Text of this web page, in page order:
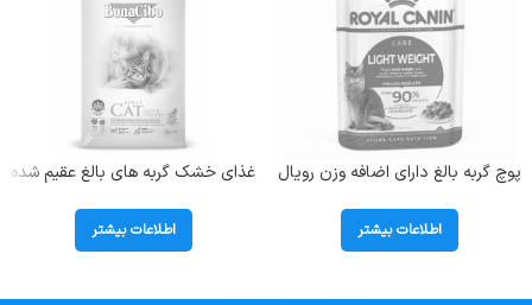
پوچ گربه بالغ دارای اضافه وزن رویال
اطلاعات بیشتر
غذای خشک گربه های بالغ عقیم شده
اطلاعات بیشتر